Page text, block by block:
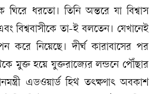
ঘিরে ধরতো। তিনি অন্তরে যা বিশ্বাস
বিশ্ববাসীকে তা-ই বলতেন। যেখানেই
করে নিয়েছে। দীর্ঘ কারাবাসের পর
মুক্ত হয়ে যুক্তরাজ্যের লন্ডনে পৌঁছার
এডওয়ার্ড হিথ তৎক্ষণাৎ অবকাশ